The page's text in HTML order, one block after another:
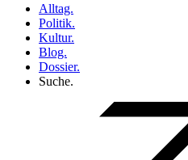
Alltag.
Politik.
Kultur.
Blog.
Dossier.
Suche.